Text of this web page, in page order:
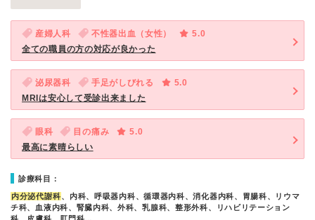
産婦人科 不性器出血（女性）
5.0
全ての職員の方の対応が良かった
泌尿器科 手足がしびれる
5.0
MRIは安心して受診出来ました
眼科 目の痛み
5.0
最高に素晴らしい
診療科目：
内分泌代謝科、内科、呼吸器内科、循環器内科、消化器内科、胃腸科、リウマ
チ科、血液内科、腎臓内科、外科、乳腺科、整形外科、リハビリテーション